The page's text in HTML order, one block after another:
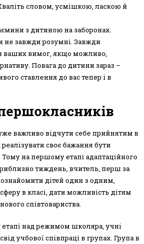
словом, усмішкою, ласкою й
з дитиною на заборонах.
не завжди розумні. Завжди
ваших вимог, якщо можливо,
Повага до дитини зараз –
ставлення до вас тепер і в
важливо відчути себе прийнятим в
своє бажання бути
на першому етапі адаптаційного
тиждень, вчитель, перш за
дітей один з одним,
в класі, дати можливість дітям
співтовариства.
над режимом школяра, учні
учбової співпраці в групах. Група в